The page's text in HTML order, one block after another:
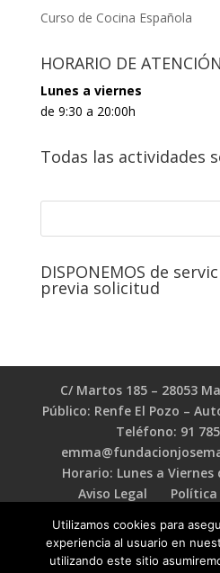
Curso de Cocina Española
HORARIO DE ATENCIÓN
Lunes a viernes
de 9:30 a 20:00h
Todas las actividades
DISPONEMOS de
previa solicitud
C/ Martos 185 – 28053
Público: Renfe El Pozo –
Teléfono: 91
Horario: Lunes a Viernes
Aviso Legal
Política
Utilizamos cookies para
experiencia al usuario en
utilizando este sitio